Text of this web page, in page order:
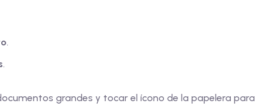
.
.
grandes y tocar el ícono de la papelera para